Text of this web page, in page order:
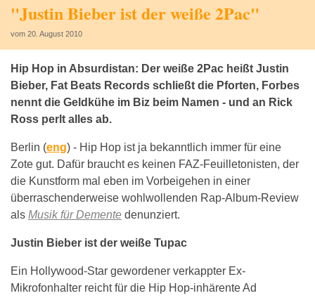
"Justin Bieber ist der weiße 2Pac"
vom 20. August 2010
Hip Hop in Absurdistan: Der weiße 2Pac heißt Justin
Bieber, Fat Beats Records schließt die Pforten, Forbes
nennt die Geldkühe im Biz beim Namen - und an Rick
Ross perlt alles ab.
Berlin (eng) - Hip Hop ist ja bekanntlich immer für eine
Zote gut. Dafür braucht es keinen FAZ-Feuilletonisten, der
die Kunstform mal eben im Vorbeigehen in einer
überraschenderweise wohlwollenden Rap-Album-Review
als Musik für Demente denunziert.
Justin Bieber ist der weiße Tupac
Ein Hollywood-Star gewordener verkappter Ex-
Mikrofonhalter reicht für die Hip Hop-inhärente Ad